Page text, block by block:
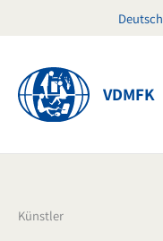
Deutsch
VDMFK
Künstler